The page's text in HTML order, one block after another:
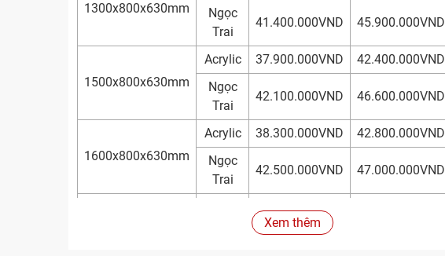
1300x800x630mm
Ngọc
Trai
41.400.000VND 45.900.000VND
1500x800x630mm
Acrylic 37.900.000VND 42.400.000VND
Ngọc
Trai
42.100.000VND 46.600.000VND
1600x800x630mm
Acrylic 38.300.000VND 42.800.000VND
Ngọc
Trai
42.500.000VND 47.000.000VND
38.600.000VND
Xem thêm